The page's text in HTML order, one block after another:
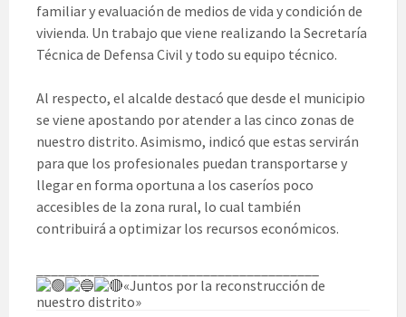
familiar y evaluación de medios de vida y condición de
vivienda. Un trabajo que viene realizando la Secretaría
Técnica de Defensa Civil y todo su equipo técnico.
Al respecto, el alcalde destacó que desde el municipio
se viene apostando por atender a las cinco zonas de
nuestro distrito. Asimismo, indicó que estas servirán
para que los profesionales puedan transportarse y
llegar en forma oportuna a los caseríos poco
accesibles de la zona rural, lo cual también
contribuirá a optimizar los recursos económicos.
«Juntos por la reconstrucción de
nuestro distrito»